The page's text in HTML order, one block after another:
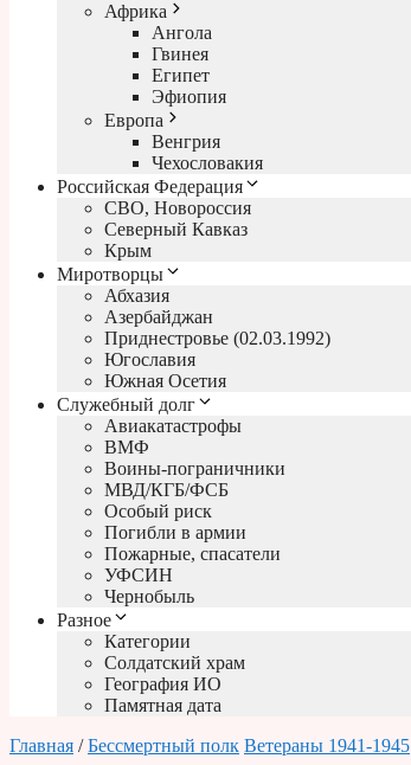
Африка
Ангола
Гвинея
Египет
Эфиопия
Европа
Венгрия
Чехословакия
Российская Федерация
СВО, Новороссия
Северный Кавказ
Крым
Миротворцы
Абхазия
Азербайджан
Приднестровье (02.03.1992)
Югославия
Южная Осетия
Служебный долг
Авиакатастрофы
ВМФ
Воины-пограничники
МВД/КГБ/ФСБ
Особый риск
Погибли в армии
Пожарные, спасатели
УФСИН
Чернобыль
Разное
Категории
Солдатский храм
География ИО
Памятная дата
Главная /Бессмертный полк Ветераны 1941-1945